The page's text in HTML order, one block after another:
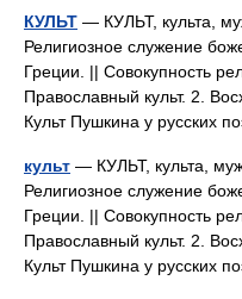
КУЛЬТ — КУЛЬТ, культа,
Религиозное служение
Греции. || Совокупность
Православный культ. 2.
Культ Пушкина у русских
культ — КУЛЬТ, культа,
Религиозное служение
Греции. || Совокупность
Православный культ. 2.
Культ Пушкина у русских